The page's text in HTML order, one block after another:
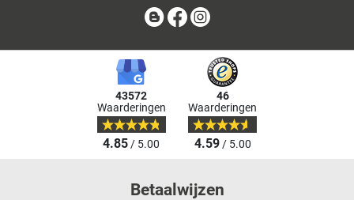
BlogFacebook
43572
Waarderingen
4.85/ 5.00
46
Waarderingen
4.59/ 5.00
Betaalwijzen